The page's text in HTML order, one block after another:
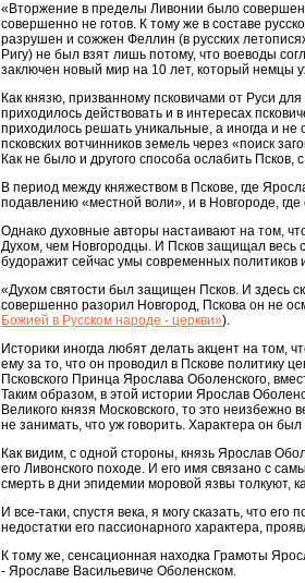
«Вторжение в пределы Ливонии было
совершенно не готов. К тому же в составе
разрушен и сожжен Феллин (в русских
Ригу) не был взят лишь потому, что воеводы
заключен новый мир на 10 лет, который немцы
Как князю, призванному псковичами от Руси
приходилось действовать и в интересах
приходилось решать уникальные, а иногда и
псковских вотчинников земель через «поиск
Как не было и другого способа ослабить
В период между княжеством в Пскове, где
подавлению «местной воли», и в Новгороде,
Однако духовные авторы настаивают на том,
Духом, чем Новгородцы. И Псков защищал весь
будоражит сейчас умы современных политиков
«Духом святости был защищен Псков. И здесь
совершенно разорил Новгород, Пскова он не
Божией в Русском народе - церкви»).
Историки иногда любят делать акцент на том,
ему за то, что он проводил в Пскове политику
Псковского Принца Ярослава Оболенского,
Таким образом, в этой истории Ярослав
Великого князя Московского, то это
не занимать, что уж говорить. Характера он был
Как видим, с одной стороны, князь Ярослав
его Ливонского походе. И его имя связано с
смерть в дни эпидемии моровой язвы толкуют,
И все-таки, спустя века, я могу сказать, что
недостатки его пассионарного характера,
К тому же, сенсационная находка Грамоты
- Ярославе Васильевиче Оболенском.